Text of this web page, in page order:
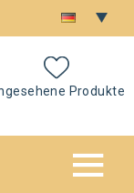
Produkte